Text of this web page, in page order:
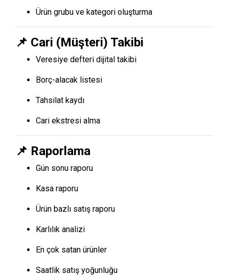
Ürün grubu ve kategori oluşturma
📌 Cari (Müşteri) Takibi
Veresiye defteri dijital takibi
Borç-alacak listesi
Tahsilat kaydı
Cari ekstresi alma
📌 Raporlama
Gün sonu raporu
Kasa raporu
Ürün bazlı satış raporu
Karlılık analizi
En çok satan ürünler
Saatlik satış yoğunluğu